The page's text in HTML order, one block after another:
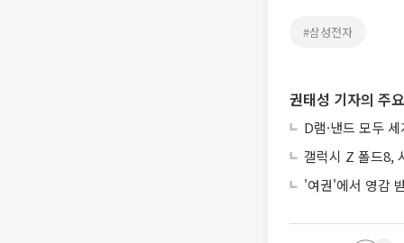
#삼성전자
권태성 기자의 주
D램·낸드 모두
갤럭시 Z 폴드8,
'여권'에서 영감